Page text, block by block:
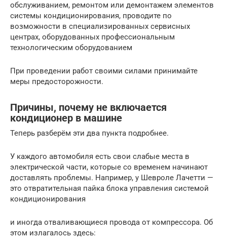
обслуживанием, ремонтом или демонтажем элементов
системы кондиционирования, проводите по
возможности в специализированных сервисных
центрах, оборудованных профессиональным
технологическим оборудованием
При проведении работ своими силами принимайте
меры предосторожности.
Причины, почему не включается
кондиционер в машине
Теперь разберём эти два пункта подробнее.
У каждого автомобиля есть свои слабые места в
электрической части, которые со временем начинают
доставлять проблемы. Например, у Шевроле Лачетти —
это отвратительная пайка блока управления системой
кондиционирования
и иногда отваливающиеся провода от компрессора. Об
этом излагалось здесь: